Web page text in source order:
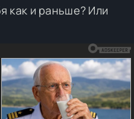
как и раньше? Или